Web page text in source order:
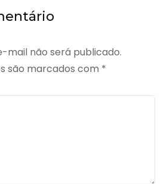
mail não será publicado.
são marcados com *